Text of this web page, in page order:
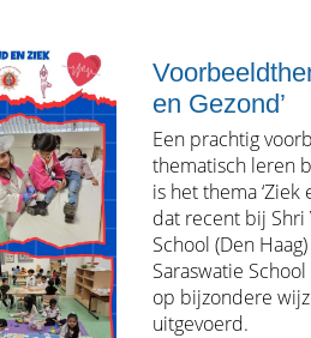
en Gezond’
Een prachtig
thematisch leren
is het thema ‘Ziek
dat recent bij Shri
School (Den
Saraswatie
op bijzondere
uitgevoerd.